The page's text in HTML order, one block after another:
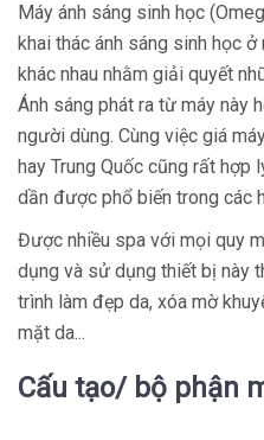
Máy ánh sáng sinh học
khai thác ánh sáng sinh học
khác nhau nhằm giải quyết
Ánh sáng phát ra từ máy này
người dùng. Cùng việc giá
hay Trung Quốc cũng rất hợp
dần được phổ biến trong các
Được nhiều spa với mọi quy
dụng và sử dụng thiết bị này
trình làm đẹp da, xóa mờ
mặt da...
Cấu tạo/ bộ phận